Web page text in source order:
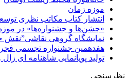
موزه زمان
انتشار کتاب مکاتب نظری
«جشن‌ها و جشنواره‌ها» در
نمایشگاه گروهی نقاشی”نقش
هفدهمین جشنواره تجسمی
تولید پویانمایی شاهنامه ای
نظرسنجی